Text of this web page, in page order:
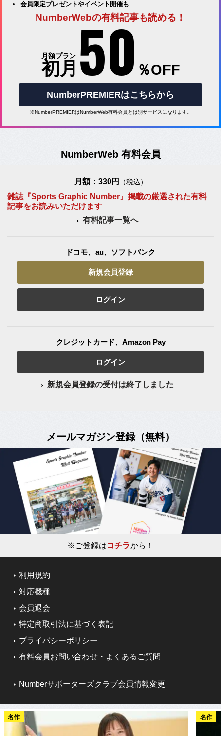
会員限定プレゼントやイベント開催も
NumberWebの有料記事も読める！
月額プラン
初月 50 ％OFF
NumberPREMIERはこちらから
※NumberPREMIERはNumberWeb有料会員とは別サービスになります。
NumberWeb 有料会員
月額：330円 （税込）
雑誌『Sports Graphic Number』掲載の厳選された有料
記事をお読みいただけます
有料記事一覧へ
ドコモ、au、ソフトバンク
新規会員登録
ログイン
クレジットカード、Amazon Pay
ログイン
新規会員登録の受付は終了しました
メールマガジン登録（無料）
※ご登録はコチラから！
利用規約
対応機種
会員退会
特定商取引法に基づく表記
プライバシーポリシー
有料会員お問い合わせ・よくあるご質問
Numberサポーターズクラブ会員情報変更
名作 名作